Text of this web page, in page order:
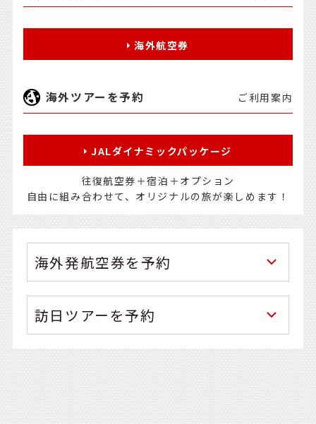
海外航空券
海外ツアーを予約 ご利用案内
JALダイナミックパッケージ
往復航空券＋宿泊＋オプション
自由に組み合わせて、オリジナルの旅が楽しめます！
海外発航空券を予約
訪日ツアーを予約